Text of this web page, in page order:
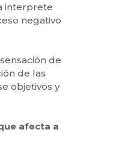
interprete
negativo
de
de las
objetivos y
afecta a